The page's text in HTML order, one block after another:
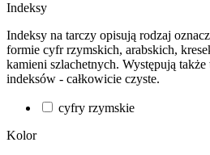
Indeksy
Indeksy na tarczy opisują rodzaj
formie cyfr rzymskich, arabskich,
kamieni szlachetnych. Występują także
indeksów - całkowicie czyste.
cyfry rzymskie
Kolor